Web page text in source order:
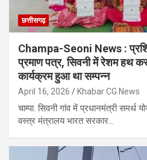
छत्तीसगढ़
Champa-Seoni News :
प्रमाण पत्र, सिवनी में रेशम हथ
कार्यक्रम हुआ था सम्पन्न
April 16, 2026 Khabar CG News
चाम्पा. सिवनी गांव में प्रधानमंत्री समर्थ
वस्त्र मंत्रालय भारत सरकार…